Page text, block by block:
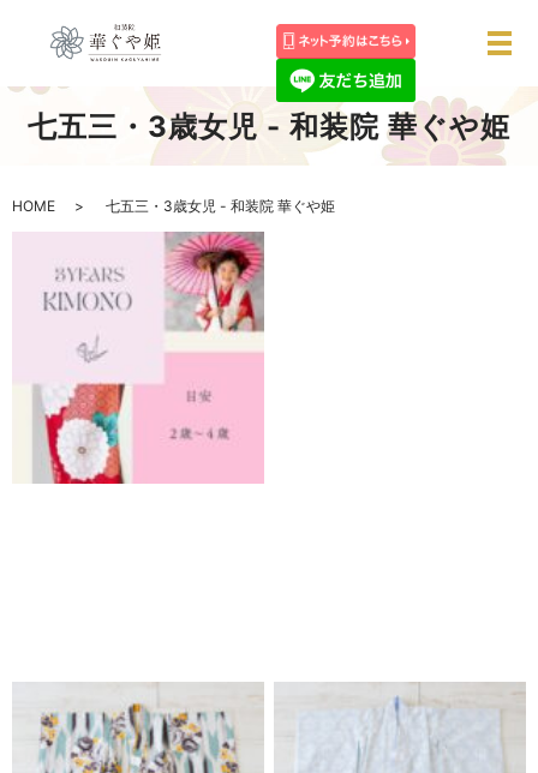
メ
七五三・3歳女児 - 和装院 華ぐや姫
HOME 七五三・3歳女児 - 和装院 華ぐや姫